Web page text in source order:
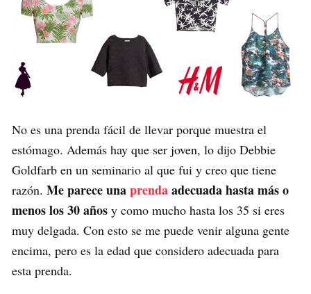
No es una prenda fácil de llevar porque muestra el
estómago. Además hay que ser joven, lo dijo Debbie
Goldfarb en un seminario al que fui y creo que tiene
razón. Me parece unaprendaadecuada hasta más o
menos los 30 años y como mucho hasta los 35 si eres
muy delgada. Con esto se me puede venir alguna gente
encima, pero es la edad que considero adecuada para
esta prenda.